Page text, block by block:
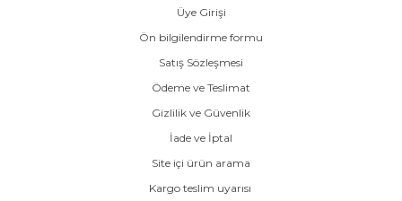
Üye Girişi
Ön bilgilendirme formu
Satış Sözleşmesi
Ödeme ve Teslimat
Gizlilik ve Güvenlik
İade ve İptal
Site içi ürün arama
Kargo teslim uyarısı